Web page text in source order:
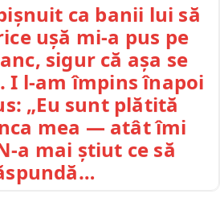
ca banii lui să
ușă mi-a pus pe
sigur că așa se
I l-am împins înapoi
„Eu sunt plătită
mea — atât îmi
a mai știut ce să